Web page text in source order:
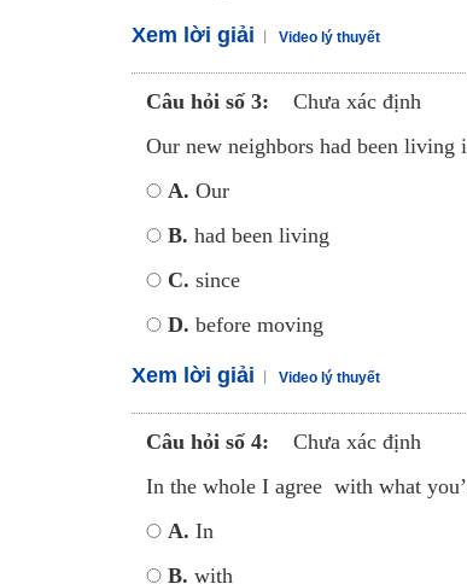
Xem lời giải Video lý thuyết
Câu hỏi số 3:
Chưa xác định
Our new neighbors had been living
A. Our
B. had been living
C. since
D. before moving
Xem lời giải Video lý thuyết
Câu hỏi số 4:
Chưa xác định
In the whole I agree with what
A. In
B. with